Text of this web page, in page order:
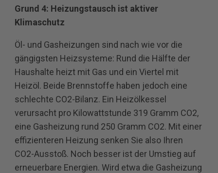
Grund 4: Heizungstausch ist aktiver
Klimaschutz
Öl- und Gasheizungen sind nach wie vor die
gängigsten Heizsysteme: Rund die Hälfte der
Haushalte heizt mit Gas und ein Viertel mit
Heizöl. Beide Brennstoffe haben jedoch eine
schlechte CO2-Bilanz. Ein Heizölkessel
verursacht pro Kilowattstunde 319 Gramm CO2,
eine Gasheizung rund 250 Gramm CO2. Mit einer
effizienteren Heizung senken Sie also Ihren
CO2-Ausstoß. Noch besser ist der Umstieg auf
erneuerbare Energien. Wird etwa die Gasheizung